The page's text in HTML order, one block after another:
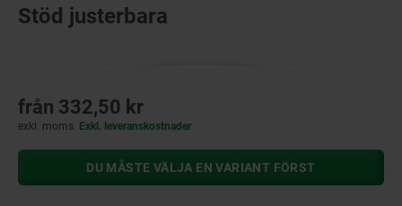
Stöd justerbara
från 332,50 kr
exkl. moms Exkl. leveranskostnader
DU MÅSTE VÄLJA EN VARIANT FÖRST